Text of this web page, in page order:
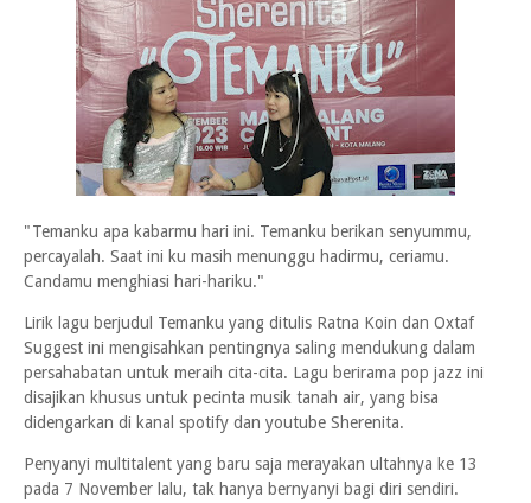
"Temanku apa kabarmu hari ini. Temanku berikan senyummu,
percayalah. Saat ini ku masih menunggu hadirmu, ceriamu.
Candamu menghiasi hari-hariku."
Lirik lagu berjudul Temanku yang ditulis Ratna Koin dan Oxtaf
Suggest ini mengisahkan pentingnya saling mendukung dalam
persahabatan untuk meraih cita-cita. Lagu berirama pop jazz ini
disajikan khusus untuk pecinta musik tanah air, yang bisa
didengarkan di kanal spotify dan youtube Sherenita.
Penyanyi multitalent yang baru saja merayakan ultahnya ke 13
pada 7 November lalu, tak hanya bernyanyi bagi diri sendiri.